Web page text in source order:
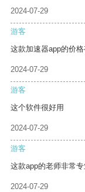
2024-07-29
游客
这款加速器app的价
2024-07-29
游客
这个软件很好用
2024-07-29
游客
这款app的老师非常
2024-07-29